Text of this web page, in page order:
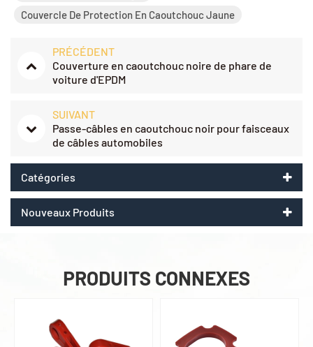
Couvercle De Protection En Caoutchouc Jaune
PRÉCÉDENT
Couverture en caoutchouc noire de phare de
voiture d'EPDM
SUIVANT
Passe-câbles en caoutchouc noir pour faisceaux
de câbles automobiles
Catégories
Nouveaux Produits
PRODUITS CONNEXES